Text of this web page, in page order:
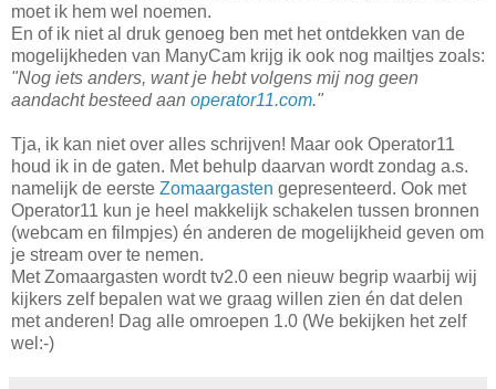
moet ik hem wel noemen.
En of ik niet al druk genoeg ben met het ontdekken van de
mogelijkheden van ManyCam krijg ik ook nog mailtjes zoals:
"Nog iets anders, want je hebt volgens mij nog geen
aandacht besteed aan operator11.com."
Tja, ik kan niet over alles schrijven! Maar ook Operator11
houd ik in de gaten. Met behulp daarvan wordt zondag a.s.
namelijk de eerste Zomaargasten gepresenteerd. Ook met
Operator11 kun je heel makkelijk schakelen tussen bronnen
(webcam en filmpjes) én anderen de mogelijkheid geven om
je stream over te nemen.
Met Zomaargasten wordt tv2.0 een nieuw begrip waarbij wij
kijkers zelf bepalen wat we graag willen zien én dat delen
met anderen! Dag alle omroepen 1.0 (We bekijken het zelf
wel:-)